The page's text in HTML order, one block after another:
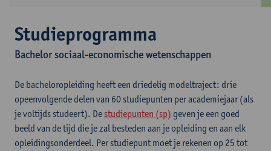
Studieprogramma
Bachelor sociaal-economische wetenschappen
De bacheloropleiding heeft een driedelig modeltraject: drie
opeenvolgende delen van 60 studiepunten per academiejaar (als
je voltijds studeert). De studiepunten (sp) geven je een goed
beeld van de tijd die je zal besteden aan je opleiding en aan elk
opleidingsonderdeel. Per studiepunt moet je rekenen op 25 tot